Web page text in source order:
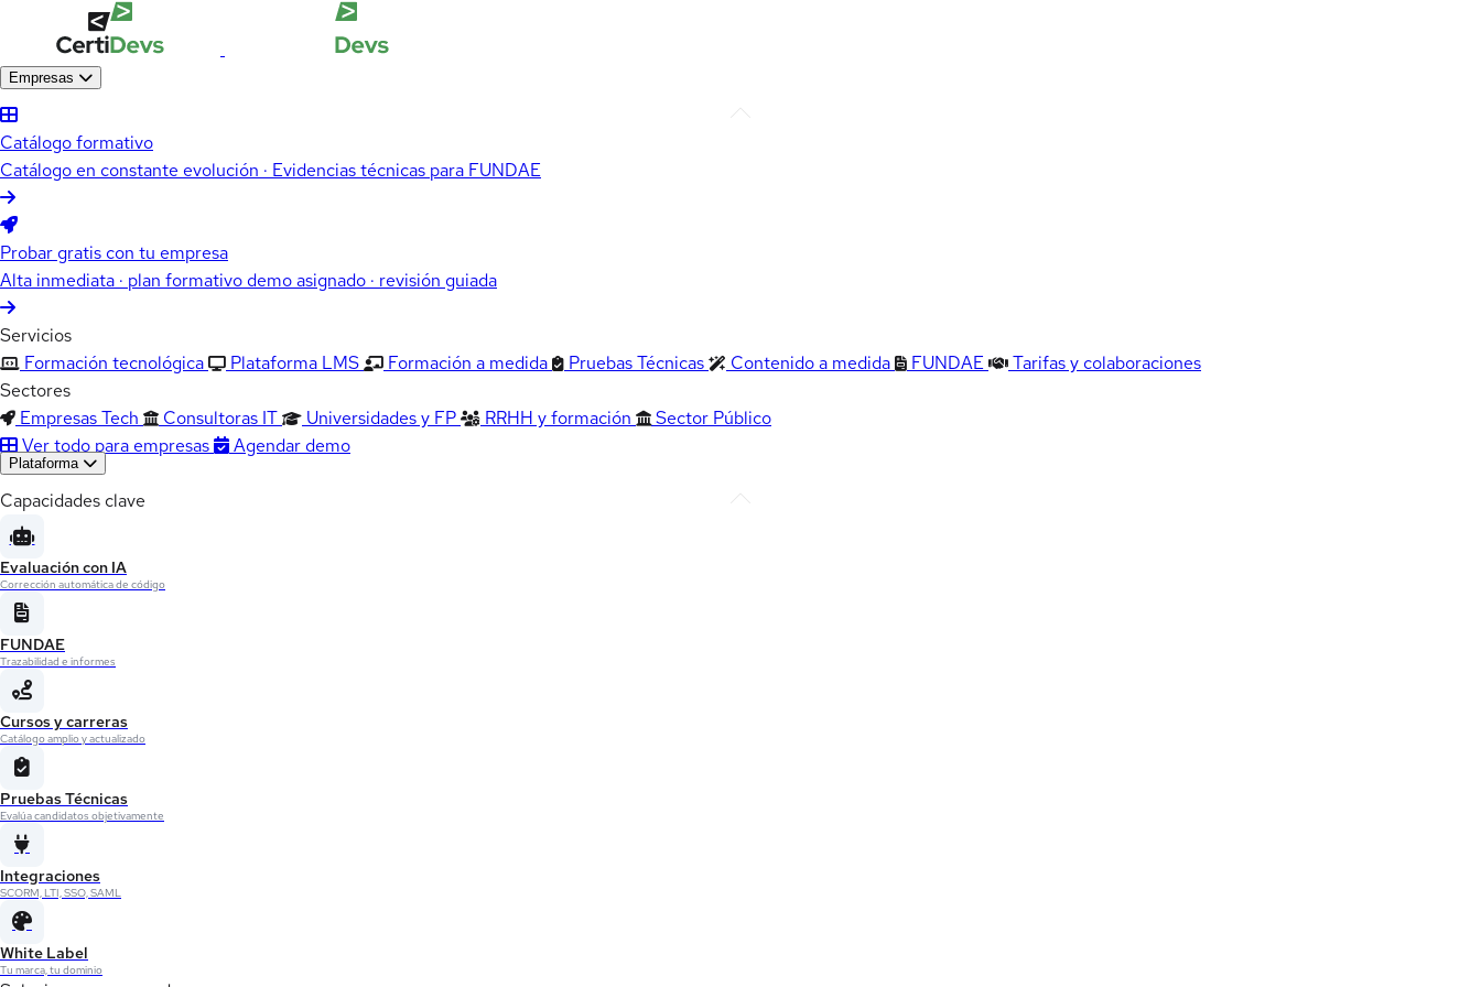
Empresas
Catálogo formativo
Catálogo en constante evolución · Evidencias técnicas para FUNDAE
Probar gratis con tu empresa
Alta inmediata · plan formativo demo asignado · revisión guiada
Servicios
Formación tecnológica
Plataforma LMS Formación a medida Pruebas Técnicas Contenido a medida FUNDAE
Tarifas y colaboraciones
Sectores
Empresas Tech
Consultoras IT Universidades y FP RRHH y formación
Sector Público
Ver todo para empresas
Agendar demo
Plataforma
Capacidades clave
Evaluación con IA
Corrección automática de código
FUNDAE
Trazabilidad e informes
Cursos y carreras
Catálogo amplio y actualizado
Pruebas Técnicas
Evalúa candidatos objetivamente
Integraciones
SCORM, LTI, SSO, SAML
White Label
Tu marca, tu dominio